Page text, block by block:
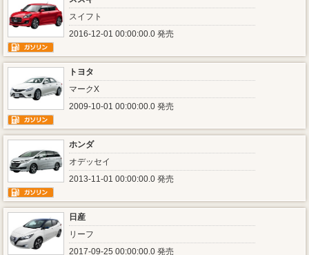
スイフト
2016-12-01 00:00:00.0 発売
トヨタ
マークX
2009-10-01 00:00:00.0 発売
ホンダ
オデッセイ
2013-11-01 00:00:00.0 発売
日産
リーフ
2017-09-25 00:00:00.0 発売